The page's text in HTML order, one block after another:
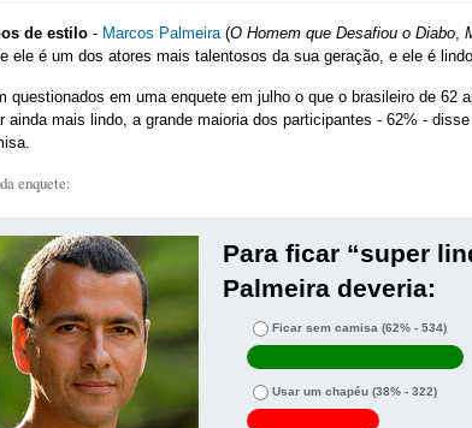
de estilo - Marcos Palmeira (O Homem que Desafiou o Diabo
ele é um dos atores mais talentosos da sua geração, e ele é lindo.
questionados em uma enquete em julho o que o brasileiro de 62
ainda mais lindo, a grande maioria dos participantes - 62% -
enquete:
Para ficar “super
Palmeira deveria:
Ficar sem camisa (62% - 534)
Usar um chapéu (38% - 322)